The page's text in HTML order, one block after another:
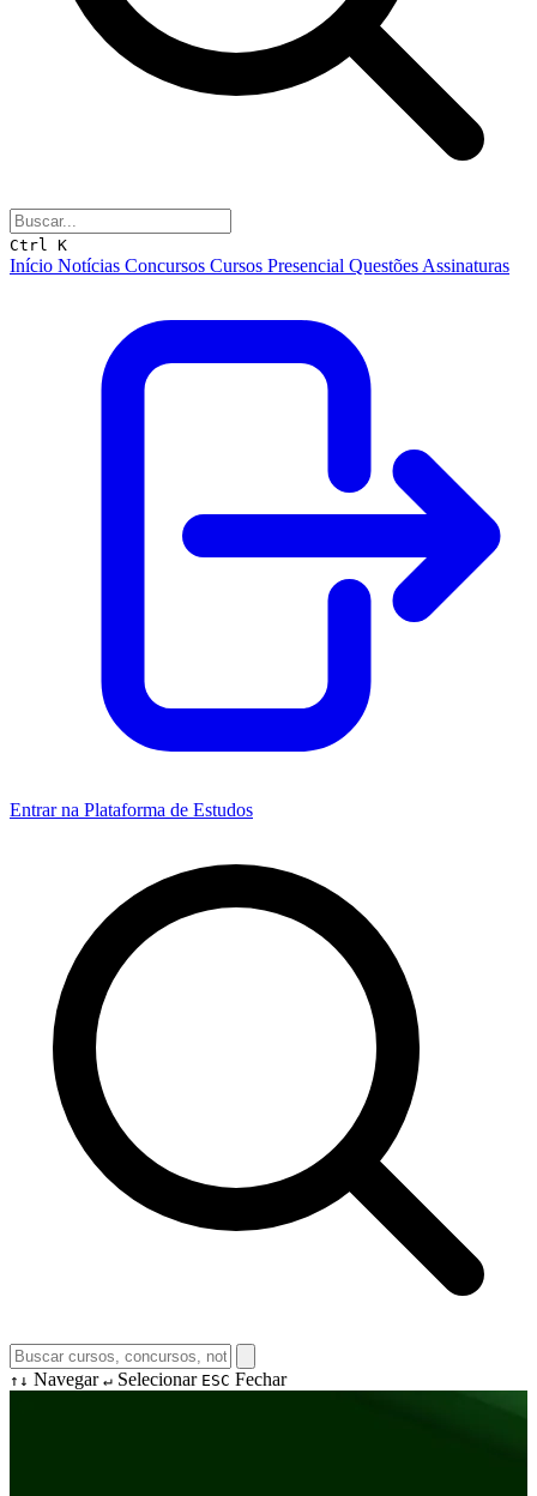
Ctrl K
Início Notícias Concursos Cursos Presencial Questões Assinaturas
Entrar na Plataforma de Estudos
↑↓ Navegar ↵ Selecionar ESC Fechar